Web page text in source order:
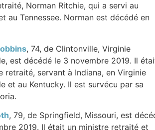
Norman Ritchie, qui a servi au
au Tennessee. Norman est décédé en
, 74, de Clintonville, Virginie
est décédé le 3 novembre 2019. Il
retraité, servant à Indiana, en Virginie
et au Kentucky. Il est survécu par sa
, 79, de Springfield, Missouri, est
2019. Il était un ministre retraité et